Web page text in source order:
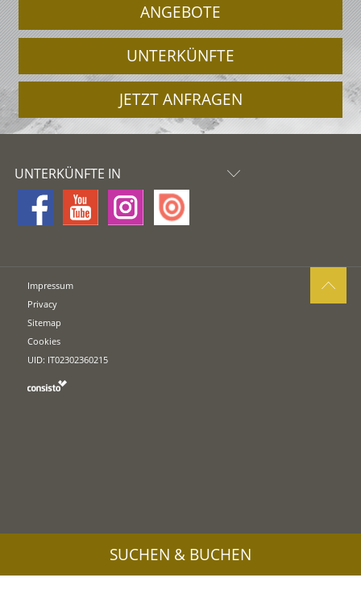
ANGEBOTE
UNTERKÜNFTE
JETZT ANFRAGEN
UNTERKÜNFTE IN
Impressum
Privacy
Sitemap
Cookies
UID: IT02302360215
SUCHEN & BUCHEN